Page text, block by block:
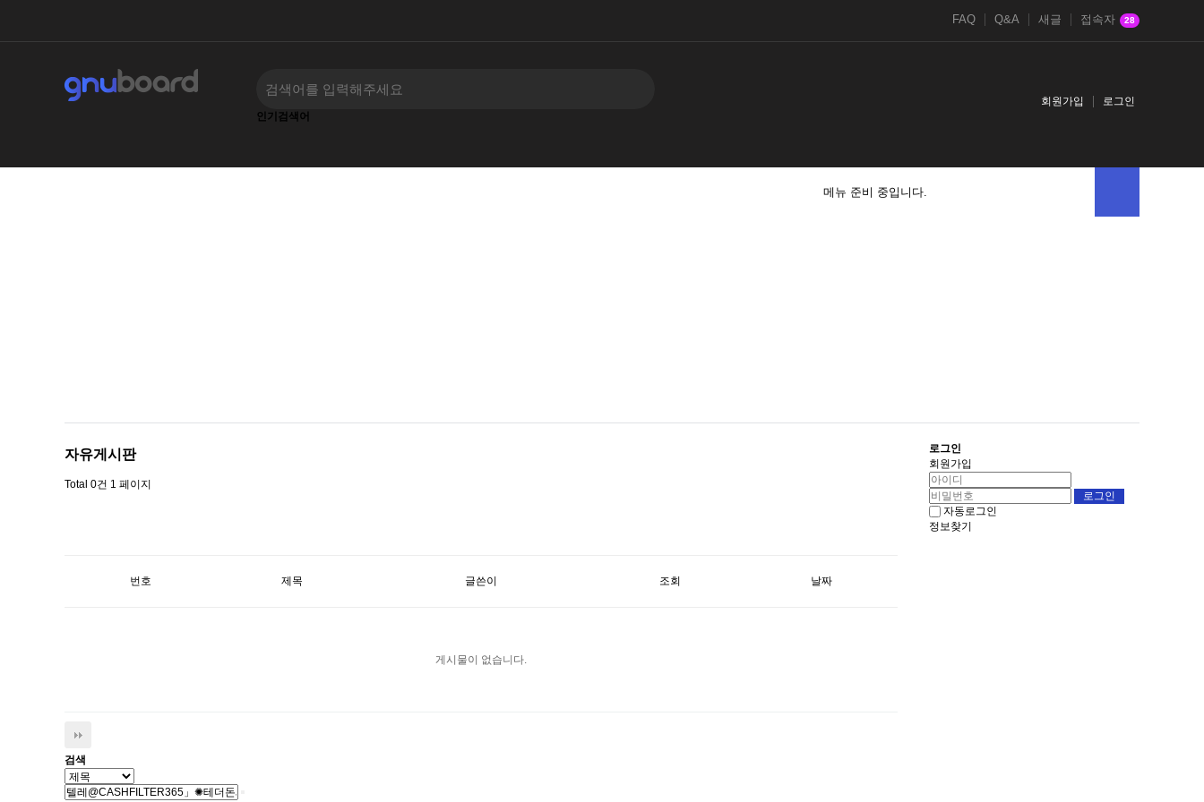
FAQ Q&A 새글 접속자 28
인기검색어
회원가입 로그인
메뉴 준비 중입니다.
자유게시판
Total 0건 1 페이지
번호 제목 글쓴이 조회 날짜
게시물이 없습니다.
검색
로그인
회원가입
자동로그인
정보찾기